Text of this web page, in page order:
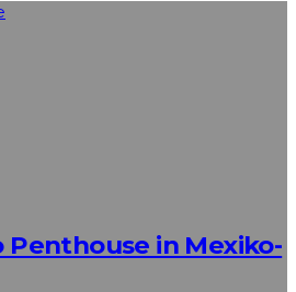
Penthouse in Mexiko-